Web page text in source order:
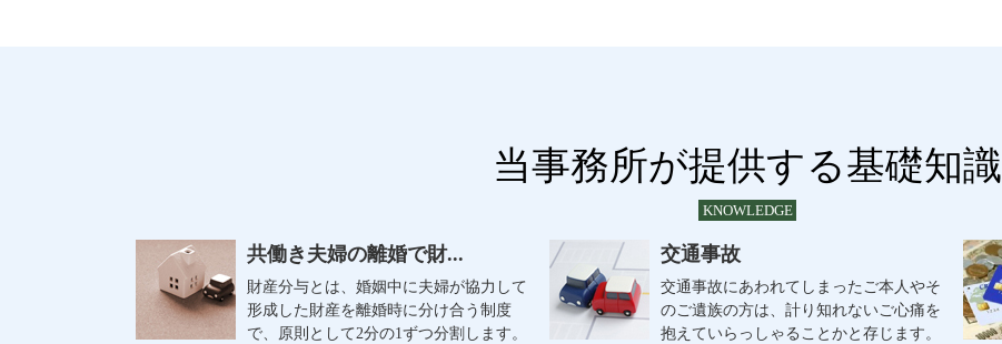
当事務所が提供する基礎知識
KNOWLEDGE
共働き夫婦の離婚で財...
財産分与とは、婚姻中に夫婦が協力して
形成した財産を離婚時に分け合う制度
で、原則として2分の1ずつ分割します。
交通事故
交通事故にあわれてしまったご本人やそ
のご遺族の方は、計り知れないご心痛を
抱えていらっしゃることかと存じます。